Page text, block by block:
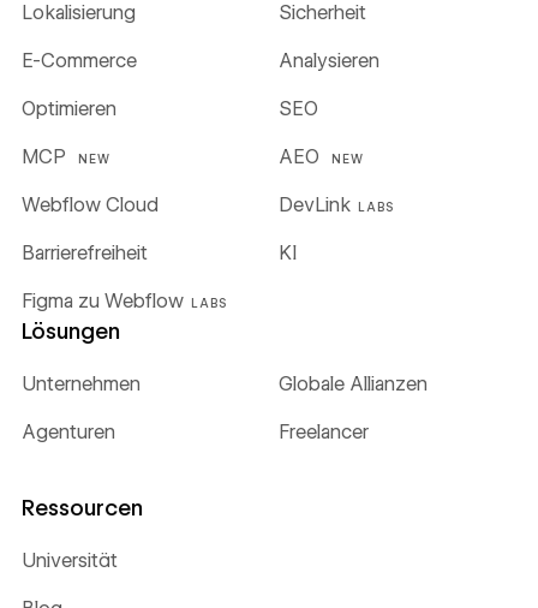
Lokalisierung Sicherheit
E-Commerce Analysieren
Optimieren SEO
MCP NEW AEO NEW
Webflow Cloud DevLink LABS
Figma zu Webflow LABS
Barrierefreiheit KI
Lösungen
Unternehmen Globale Allianzen
Agenturen Freelancer
Ressourcen
Universität